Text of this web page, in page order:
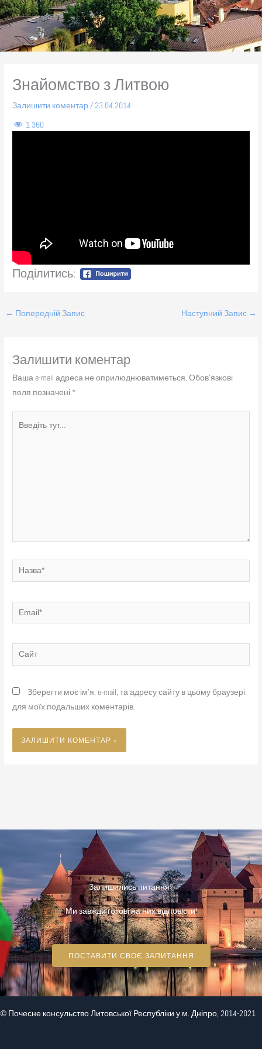
Знайомство з Литвою
Залишити коментар/23.04.2014
1 360
Поділитись:
← Попередній Запис Наступний Запис →
Залишити коментар
Ваша e-mail адреса не оприлюднюватиметься. Обов’язкові
поля позначені *
Назва*
Email*
Сайт
Зберегти моє ім'я, e-mail, та адресу сайту в цьому браузері
для моїх подальших коментарів.
Залишились питання?
Ми завжди готові на них відповісти!
ПОСТАВИТИ СВОЄ ЗАПИТАННЯ
© Почесне консульство Литовської Республіки у м. Дніпро, 2014-2021